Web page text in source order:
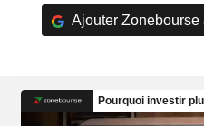
Ajouter Zonebourse